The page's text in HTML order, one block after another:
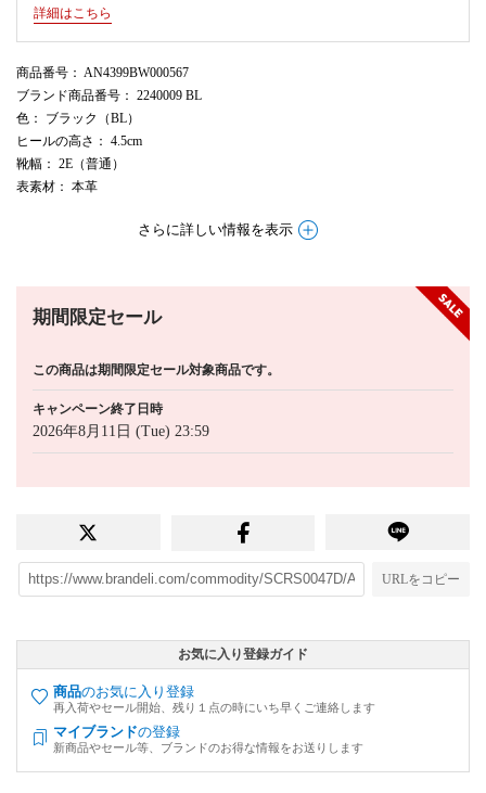
詳細はこちら
商品番号 ： AN4399BW000567
ブランド商品番号 ： 2240009 BL
色 ： ブラック（BL）
ヒールの高さ ： 4.5cm
靴幅 ： 2E（普通）
表素材 ： 本革
さらに詳しい情報を表示
期間限定セール
この商品は期間限定セール対象商品です。
キャンペーン終了日時
2026年8月11日 (Tue) 23:59
URLをコピー
お気に入り登録ガイド
商品のお気に入り登録
再入荷やセール開始、残り１点の時にいち早くご連絡します
マイブランドの登録
新商品やセール等、ブランドのお得な情報をお送りします